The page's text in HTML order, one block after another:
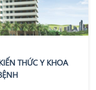
THỨC Y KHOA